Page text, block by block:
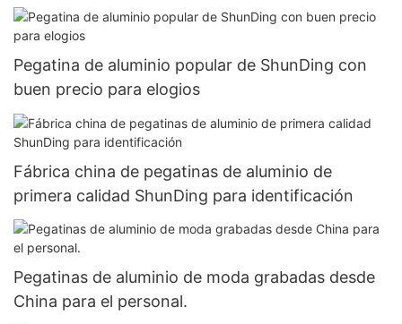
Pegatina de aluminio popular de ShunDing con
buen precio para elogios
Fábrica china de pegatinas de aluminio de
primera calidad ShunDing para identificación
Pegatinas de aluminio de moda grabadas desde
China para el personal.